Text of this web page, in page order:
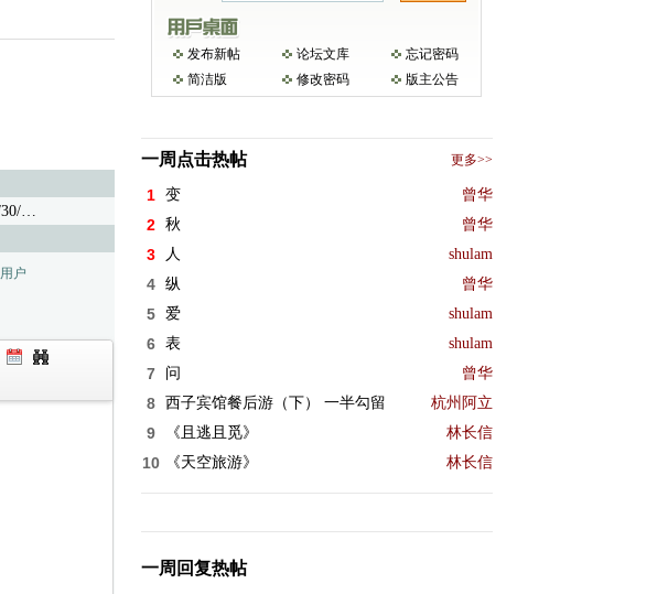
(6)
户
发布新帖 论坛文库
忘记密码
简洁版
修改密码 版主公告
一周点击热帖 更多>>
1 变 曾华
2 秋 曾华
3 人 shulam
4 纵 曾华
5 爱 shulam
6 表 shulam
7 问 曾华
8 西子宾馆餐后游（下） 一半勾留 杭州阿立
9 《且逃且觅》 林长信
10 《天空旅游》 林长信
一周回复热帖